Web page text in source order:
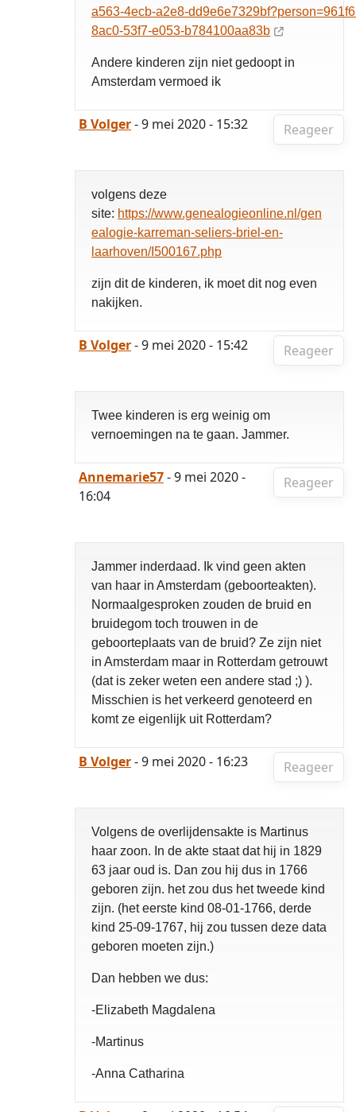
a563-4ecb-a2e8-
8ac0-53f7-e053-b784100aa83b
Andere kinderen zijn niet gedoopt in
Amsterdam vermoed ik
Reageer
B Volger- 9 mei 2020 - 15:32
volgens deze
site: https://www.genealogieonline.nl/gen
ealogie-karreman-seliers-briel-en-
laarhoven/I500167.php
zijn dit de kinderen, ik moet dit nog even
nakijken.
Reageer
B Volger- 9 mei 2020 - 15:42
Twee kinderen is erg weinig om
vernoemingen na te gaan. Jammer.
Reageer
Annemarie57- 9 mei 2020 -
16:04
Jammer inderdaad. Ik vind geen akten
van haar in Amsterdam (geboorteakten).
Normaalgesproken zouden de bruid en
bruidegom toch trouwen in de
geboorteplaats van de bruid? Ze zijn niet
in Amsterdam maar in Rotterdam getrouwt
(dat is zeker weten een andere stad ;) ).
Misschien is het verkeerd genoteerd en
komt ze eigenlijk uit Rotterdam?
Reageer
B Volger- 9 mei 2020 - 16:23
Volgens de overlijdensakte is Martinus
haar zoon. In de akte staat dat hij in 1829
63 jaar oud is. Dan zou hij dus in 1766
geboren zijn. het zou dus het tweede kind
zijn. (het eerste kind 08-01-1766, derde
kind 25-09-1767, hij zou tussen deze data
geboren moeten zijn.)
Dan hebben we dus:
-Elizabeth Magdalena
-Martinus
-Anna Catharina